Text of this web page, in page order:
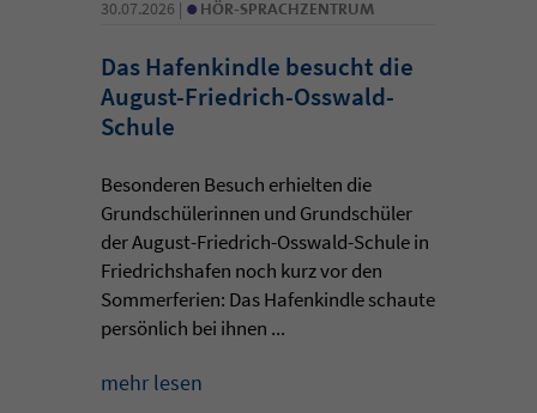
30.07.2026 | HÖR-SPRACHZENTRUM
Das Hafenkindle besucht die
August-Friedrich-Osswald-
Schule
Besonderen Besuch erhielten die
Grundschülerinnen und Grundschüler
der August-Friedrich-Osswald-Schule in
Friedrichshafen noch kurz vor den
Sommerferien: Das Hafenkindle schaute
persönlich bei ihnen ...
mehr lesen